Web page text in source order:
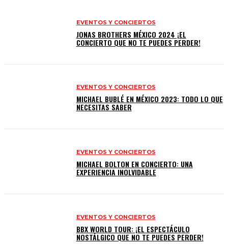
EVENTOS Y CONCIERTOS
JONAS BROTHERS MÉXICO 2024 ¡EL
CONCIERTO QUE NO TE PUEDES PERDER!
EVENTOS Y CONCIERTOS
MICHAEL BUBLÉ EN MÉXICO 2023: TODO LO QUE
NECESITAS SABER
EVENTOS Y CONCIERTOS
MICHAEL BOLTON EN CONCIERTO: UNA
EXPERIENCIA INOLVIDABLE
EVENTOS Y CONCIERTOS
BBX WORLD TOUR: ¡EL ESPECTÁCULO
NOSTÁLGICO QUE NO TE PUEDES PERDER!